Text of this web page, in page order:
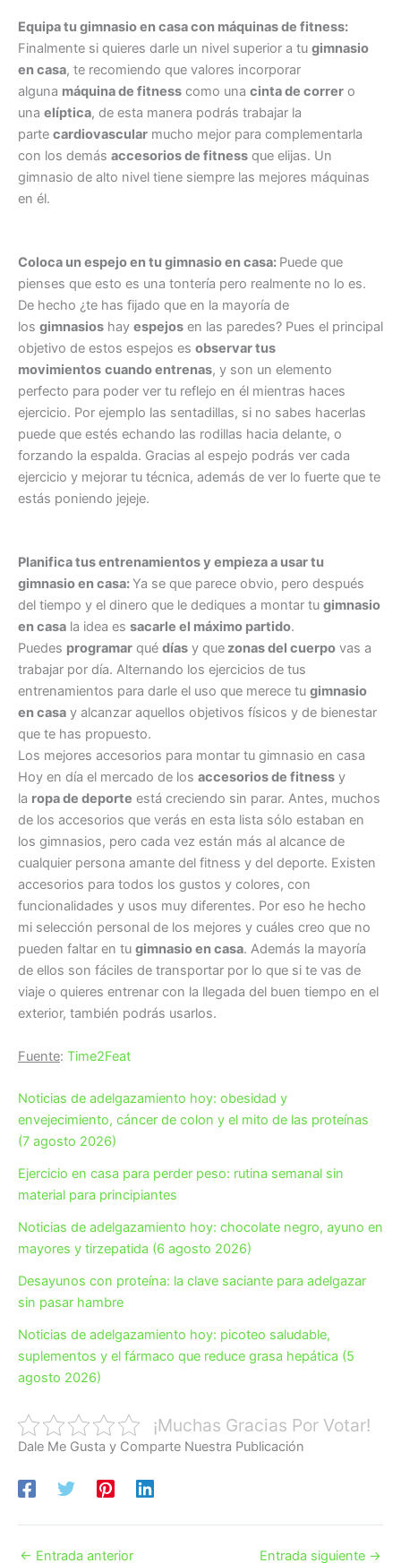
Equipa tu gimnasio en casa con máquinas de fitness:
Finalmente si quieres darle un nivel superior a tu gimnasio
en casa, te recomiendo que valores incorporar
alguna máquina de fitness como una cinta de correr o
una elíptica, de esta manera podrás trabajar la
parte cardiovascular mucho mejor para complementarla
con los demás accesorios de fitness que elijas. Un
gimnasio de alto nivel tiene siempre las mejores máquinas
en él.
Coloca un espejo en tu gimnasio en casa: Puede que
pienses que esto es una tontería pero realmente no lo es.
De hecho ¿te has fijado que en la mayoría de
los gimnasios hay espejos en las paredes? Pues el principal
objetivo de estos espejos es observar tus
movimientos cuando entrenas, y son un elemento
perfecto para poder ver tu reflejo en él mientras haces
ejercicio. Por ejemplo las sentadillas, si no sabes hacerlas
puede que estés echando las rodillas hacia delante, o
forzando la espalda. Gracias al espejo podrás ver cada
ejercicio y mejorar tu técnica, además de ver lo fuerte que te
estás poniendo jejeje.
Planifica tus entrenamientos y empieza a usar tu
gimnasio en casa:Ya se que parece obvio, pero después
del tiempo y el dinero que le dediques a montar tu gimnasio
en casa la idea es sacarle el máximo partido.
Puedes programar qué días y que zonas del cuerpo vas a
trabajar por día. Alternando los ejercicios de tus
entrenamientos para darle el uso que merece tu gimnasio
en casa y alcanzar aquellos objetivos físicos y de bienestar
que te has propuesto.
Los mejores accesorios para montar tu gimnasio en casa
Hoy en día el mercado de los accesorios de fitness y
la ropa de deporte está creciendo sin parar. Antes, muchos
de los accesorios que verás en esta lista sólo estaban en
los gimnasios, pero cada vez están más al alcance de
cualquier persona amante del fitness y del deporte. Existen
accesorios para todos los gustos y colores, con
funcionalidades y usos muy diferentes. Por eso he hecho
mi selección personal de los mejores y cuáles creo que no
pueden faltar en tu gimnasio en casa. Además la mayoría
de ellos son fáciles de transportar por lo que si te vas de
viaje o quieres entrenar con la llegada del buen tiempo en el
exterior, también podrás usarlos.
Fuente: Time2Feat
Noticias de adelgazamiento hoy: obesidad y
envejecimiento, cáncer de colon y el mito de las proteínas
(7 agosto 2026)
Ejercicio en casa para perder peso: rutina semanal sin
material para principiantes
Noticias de adelgazamiento hoy: chocolate negro, ayuno en
mayores y tirzepatida (6 agosto 2026)
Desayunos con proteína: la clave saciante para adelgazar
sin pasar hambre
Noticias de adelgazamiento hoy: picoteo saludable,
suplementos y el fármaco que reduce grasa hepática (5
agosto 2026)
¡Muchas Gracias Por Votar!
Dale Me Gusta y Comparte Nuestra Publicación
← Entrada anterior Entrada siguiente →